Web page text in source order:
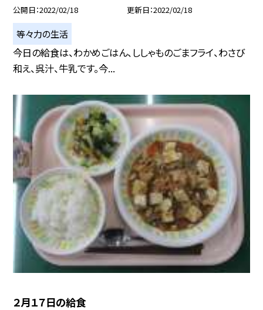
公開日 2022/02/18 更新日 2022/02/18
等々力の生活
今日の給食は、わかめごはん、ししゃものごまフライ、わさび
和え、呉汁、牛乳です。今...
２月１７日の給食